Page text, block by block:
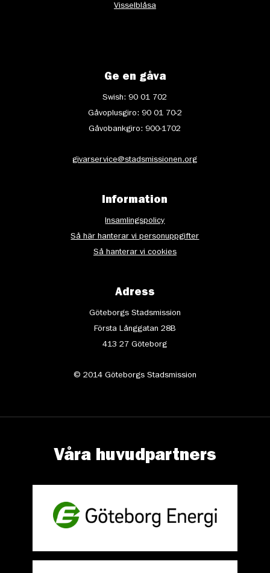
Visselblåsa
Ge en gåva
Swish: 90 01 702
Gåvoplusgiro: 90 01 70-2
Gåvobankgiro: 900-1702
givarservice@stadsmissionen.org
Information
Insamlingspolicy
Så här hanterar vi personuppgifter
Så hanterar vi cookies
Adress
Göteborgs Stadsmission
Första Långgatan 28B
413 27 Göteborg
© 2014 Göteborgs Stadsmission
Våra huvudpartners